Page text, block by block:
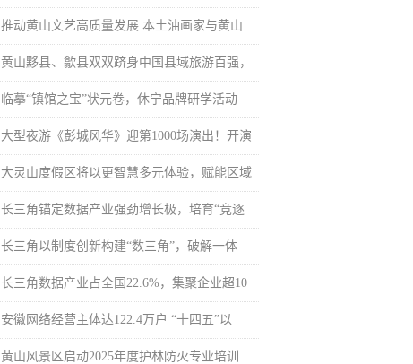
推动黄山文艺高质量发展 本土油画家与黄山
黄山黟县、歙县双双跻身中国县域旅游百强，
临摹“镇馆之宝”状元卷，休宁品牌研学活动
大型夜游《彭城风华》迎第1000场演出！开演
大灵山度假区将以更智慧多元体验，赋能区域
长三角锚定数据产业强劲增长极，培育“竞逐
长三角以制度创新构建“数三角”，破解一体
长三角数据产业占全国22.6%，集聚企业超10
安徽网络经营主体达122.4万户 “十四五”以
黄山风景区启动2025年度护林防火专业培训